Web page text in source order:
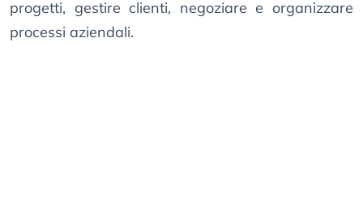
progetti, gestire clienti, negoziare e organizzare
processi aziendali.